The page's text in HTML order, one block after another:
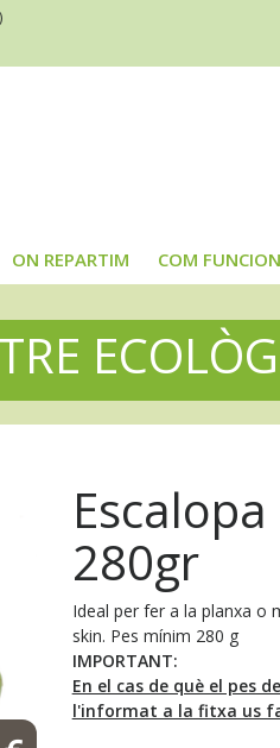
)
ON REPARTIM COM
280gr
Ideal per fer a la planxa o
skin. Pes mínim 280 g
IMPORTANT:
En el cas de què el pes
l'informat a la fitxa us